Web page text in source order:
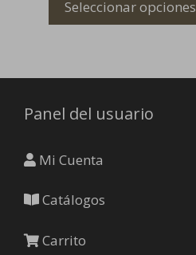
Seleccionar opciones
en
página
producto
Panel del usuario
Mi Cuenta
Catálogos
Carrito